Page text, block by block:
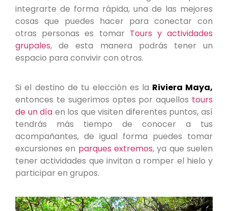
integrarte de forma rápida, una de las mejores
cosas que puedes hacer para conectar con
otras personas es tomar Tours y actividades
grupales, de esta manera podrás tener un
espacio para convivir con otros.
Si el destino de tu elección es la Riviera Maya,
entonces te sugerimos optes por aquellos tours
de un día en los que visiten diferentes puntos, así
tendrás más tiempo de conocer a tus
acompañantes, de igual forma puedes tomar
excursiones en parques extremos, ya que suelen
tener actividades que invitan a romper el hielo y
participar en grupos.